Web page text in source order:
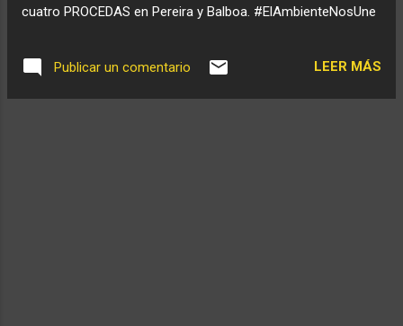
cuatro PROCEDAS en Pereira y Balboa. #ElAmbienteNosUne
Publicar un comentario LEER MÁS